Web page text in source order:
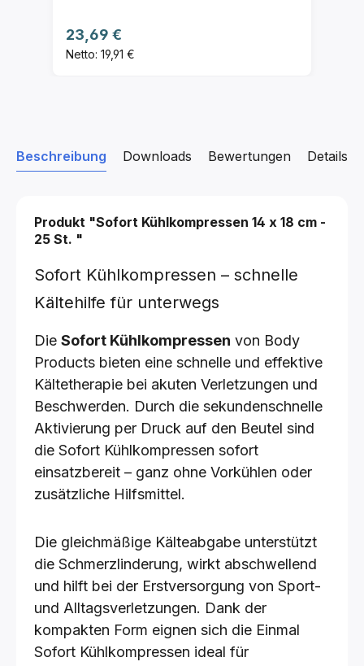
Regulärer Preis:
23,69 €
Netto: 19,91 €
Beschreibung Downloads Details
Bewertungen
Produkt "Sofort Kühlkompressen 14 x 18 cm -
25 St. "
Sofort Kühlkompressen – schnelle
Kältehilfe für unterwegs
Die Sofort Kühlkompressen von Body
Products bieten eine schnelle und effektive
Kältetherapie bei akuten Verletzungen und
Beschwerden. Durch die sekundenschnelle
Aktivierung per Druck auf den Beutel sind
die Sofort Kühlkompressen sofort
einsatzbereit – ganz ohne Vorkühlen oder
zusätzliche Hilfsmittel.
Die gleichmäßige Kälteabgabe unterstützt
die Schmerzlinderung, wirkt abschwellend
und hilft bei der Erstversorgung von Sport-
und Alltagsverletzungen. Dank der
kompakten Form eignen sich die Einmal
Sofort Kühlkompressen ideal für